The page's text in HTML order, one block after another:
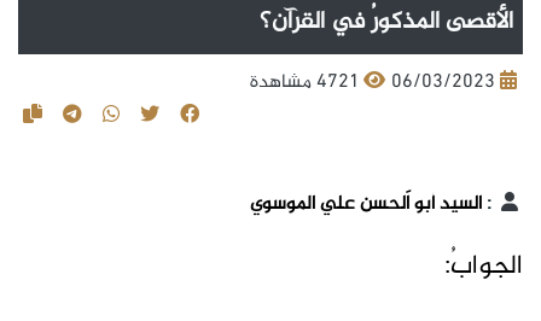
الأقصى المذكورُ في القرآن؟
06/03/2023 4721 مشاهدة
:السيد أبو اَلحسن علي الموسوي
الجوابُ: